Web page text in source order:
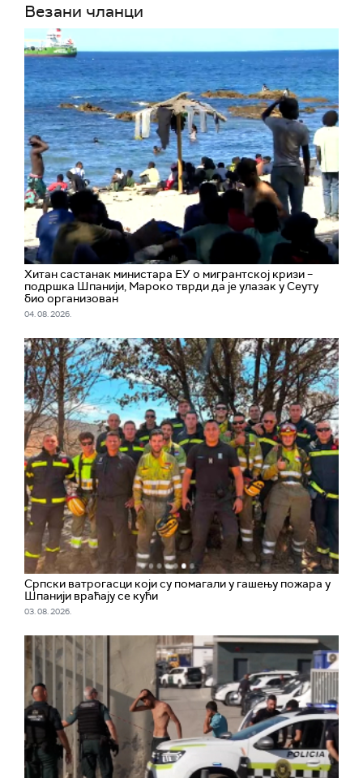
Везани чланци
Хитан састанак министара ЕУ о мигрантској кризи –
подршка Шпанији, Мароко тврди да је улазак у Сеуту
био организован
04. 08. 2026.
Српски ватрогасци који су помагали у гашењу пожара у
Шпанији враћају се кући
03. 08. 2026.